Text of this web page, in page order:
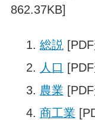
862.37KB]
総説
人口
農業
商工業